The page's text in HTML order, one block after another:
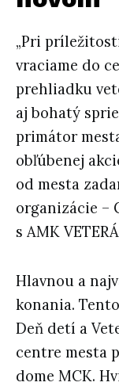
„Pri
vraciame do
prehliadku
aj bohatý
primátor
obľúbenej
od mesta
organizácie –
s AMK
Hlavnou a
konania.
Deň detí a
centre mesta
dome MCK.